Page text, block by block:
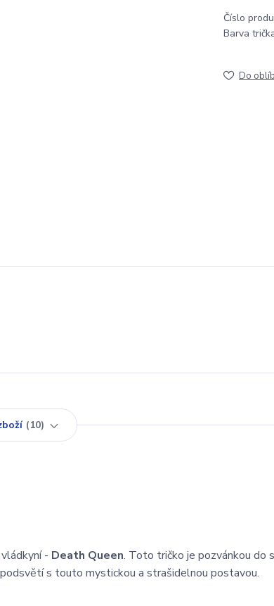
Číslo
Barva
Do
10
- Death Queen. Toto tričko je pozvánkou do
s touto mystickou a strašidelnou postavou.